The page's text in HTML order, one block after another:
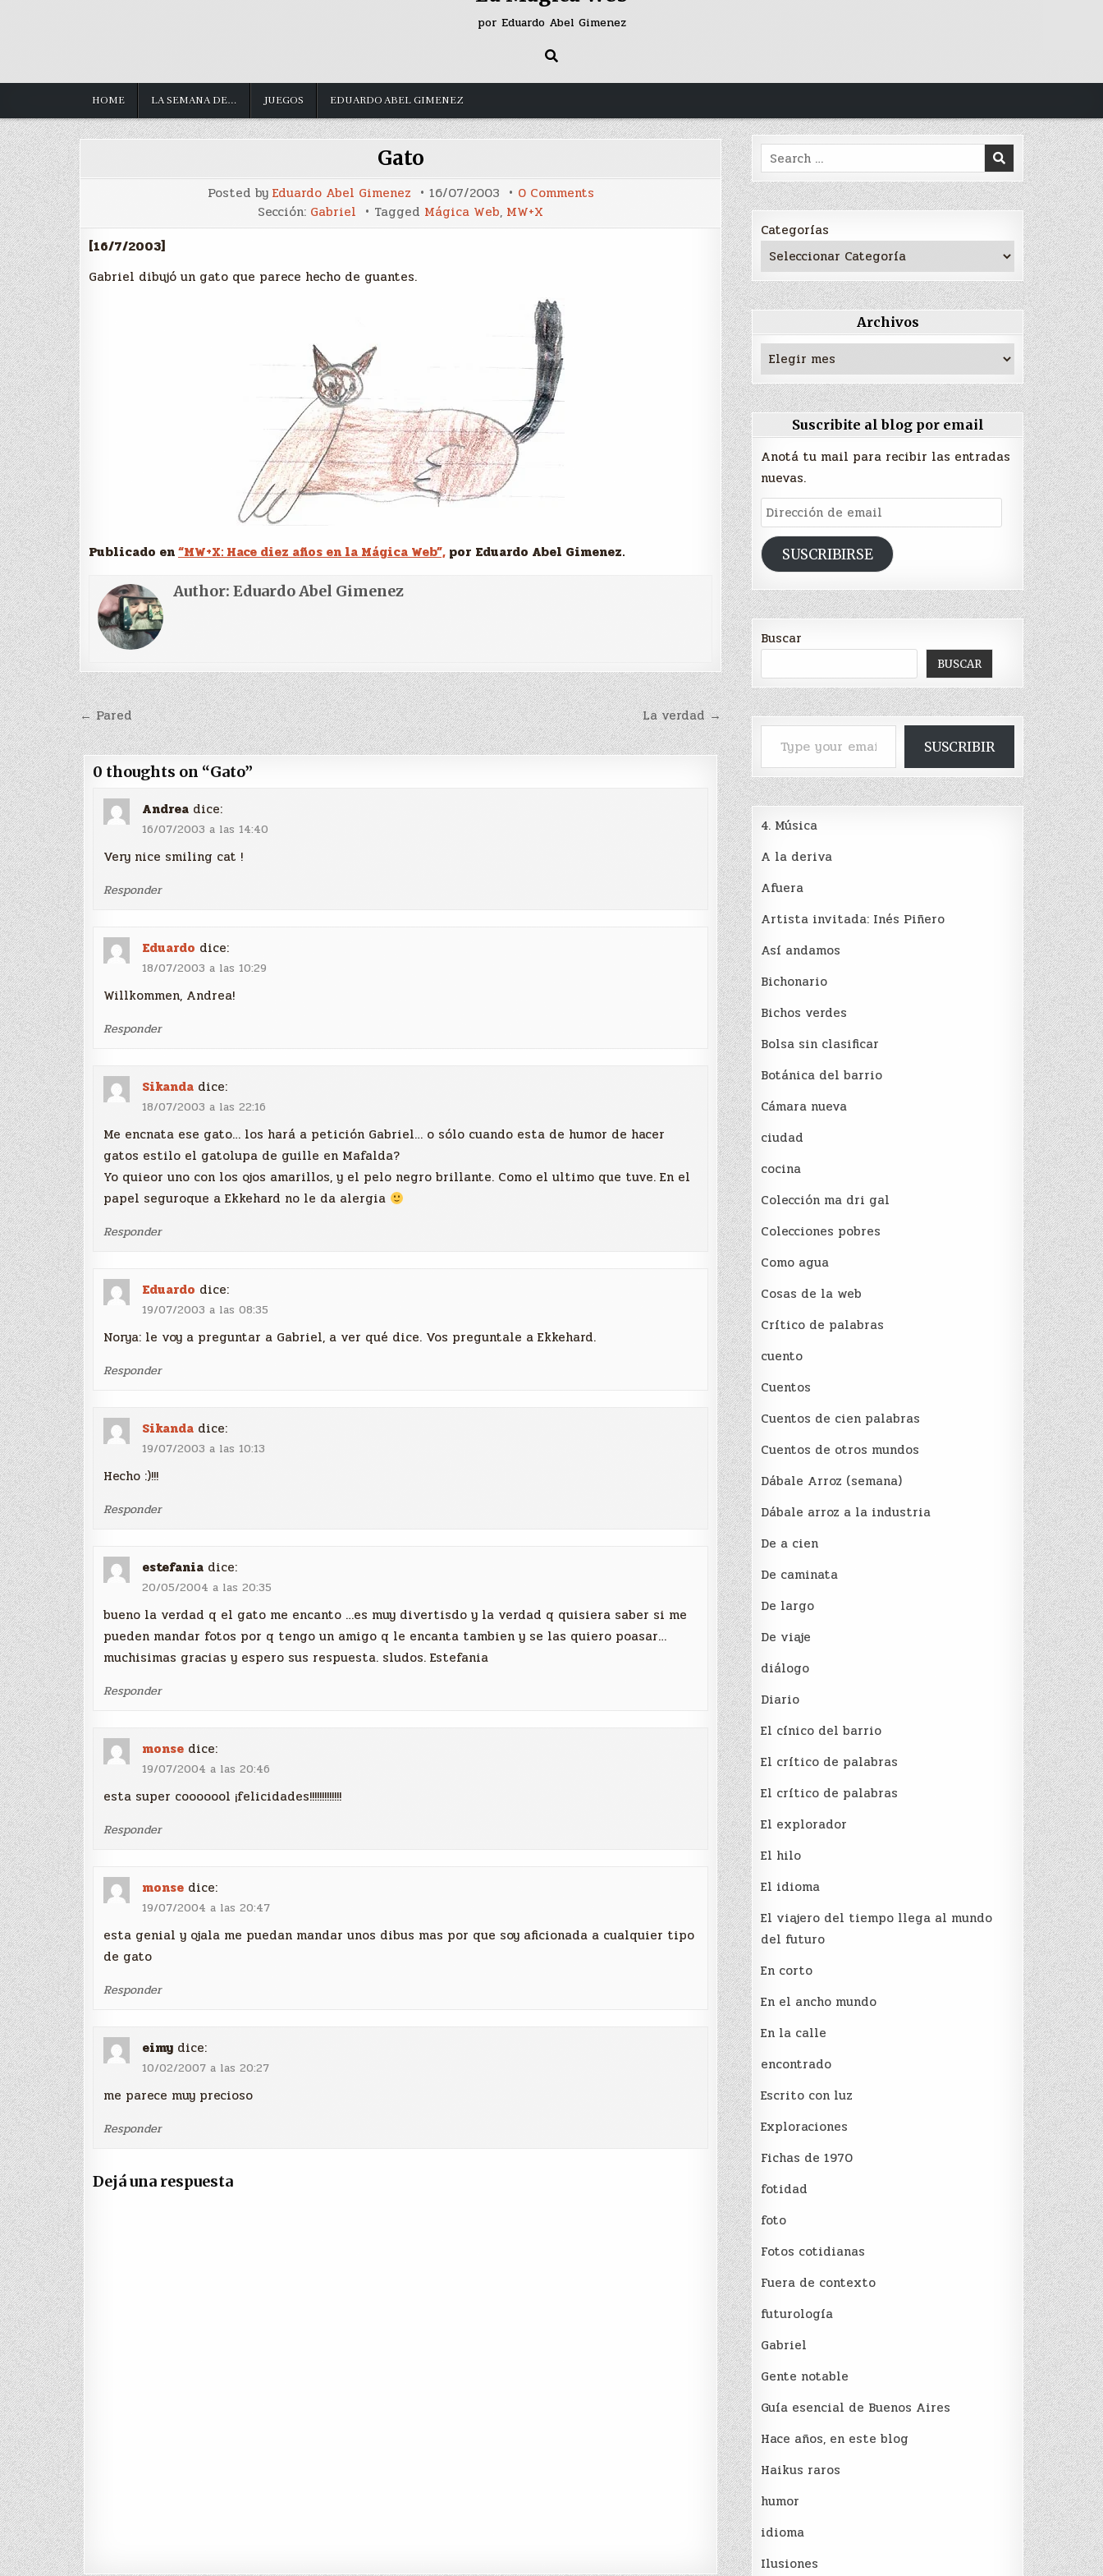
por Eduardo Abel Gimenez
HOME LA SEMANA DE… JUEGOS EDUARDO ABEL GIMENEZ
Gato
Posted by Eduardo Abel Gimenez 16/07/2003 0 Commentson
Sección: Gabriel Tagged Mágica Web, MW+X
[16/7/2003]
Gabriel dibujó un gato que parece hecho de guantes.
Publicado en“MW+X: Hace diez años en la Mágica Web”, por Eduardo Abel Gimenez.
Author: Eduardo Abel Gimenez
Navegación
de
entradas
La verdad →
← Pared
0 thoughts on “Gato”
Andrea dice:
16/07/2003 a las 14:40
Very nice smiling cat !
Responder
Eduardo dice:
18/07/2003 a las 10:29
Willkommen, Andrea!
Responder
Sikanda dice:
18/07/2003 a las 22:16
Me encnata ese gato… los hará a petición Gabriel… o sólo cuando esta de humor de hacer
gatos estilo el gatolupa de guille en Mafalda?
Yo quieor uno con los ojos amarillos, y el pelo negro brillante. Como el ultimo que tuve. En el
papel seguroque a Ekkehard no le da alergia
Responder
Eduardo dice:
19/07/2003 a las 08:35
Norya: le voy a preguntar a Gabriel, a ver qué dice. Vos preguntale a Ekkehard.
Responder
Sikanda dice:
19/07/2003 a las 10:13
Hecho :)!!!
Responder
estefania dice:
20/05/2004 a las 20:35
bueno la verdad q el gato me encanto …es muy divertisdo y la verdad q quisiera saber si me
pueden mandar fotos por q tengo un amigo q le encanta tambien y se las quiero poasar…
muchisimas gracias y espero sus respuesta. sludos. Estefania
Responder
monse dice:
19/07/2004 a las 20:46
esta super cooooool ¡felicidades!!!!!!!!!!!!!
Responder
monse dice:
19/07/2004 a las 20:47
esta genial y ojala me puedan mandar unos dibus mas por que soy aficionada a cualquier tipo
de gato
Responder
eimy dice:
10/02/2007 a las 20:27
me parece muy precioso
Responder
Dejá una respuesta
Search
for:
Categorías
Archivos
Archivos
Suscribite al blog por email
Anotá tu mail para recibir las entradas
nuevas.
Dirección
de
emailSUSCRIBIRSE
Buscar
BUSCAR
Type your email…
SUSCRIBIR
4. Música
A la deriva
Afuera
Artista invitada: Inés Piñero
Así andamos
Bichonario
Bichos verdes
Bolsa sin clasificar
Botánica del barrio
Cámara nueva
ciudad
cocina
Colección ma dri gal
Colecciones pobres
Como agua
Cosas de la web
Crítico de palabras
cuento
Cuentos
Cuentos de cien palabras
Cuentos de otros mundos
Dábale Arroz (semana)
Dábale arroz a la industria
De a cien
De caminata
De largo
De viaje
diálogo
Diario
El cínico del barrio
El crí­tico de palabras
El crí­tico de palabras
El explorador
El hilo
El idioma
El viajero del tiempo llega al mundo
del futuro
En corto
En el ancho mundo
En la calle
encontrado
Escrito con luz
Exploraciones
Fichas de 1970
fotidad
foto
Fotos cotidianas
Fuera de contexto
futurología
Gabriel
Gente notable
Guía esencial de Buenos Aires
Hace años, en este blog
Haikus raros
humor
idioma
Ilusiones